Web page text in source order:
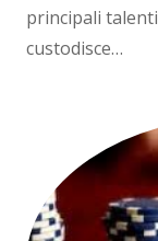
principali
custodisce…